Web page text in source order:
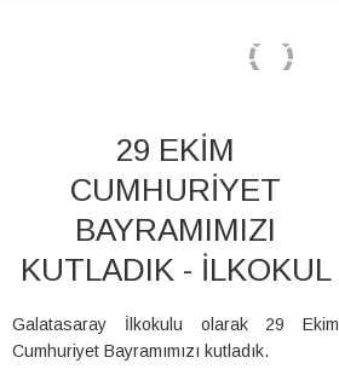
29 EKİM
CUMHURİYET
BAYRAMIMIZI
KUTLADIK - İLKOKUL
Galatasaray İlkokulu olarak 29 Ekim
Cumhuriyet Bayramımızı kutladık.